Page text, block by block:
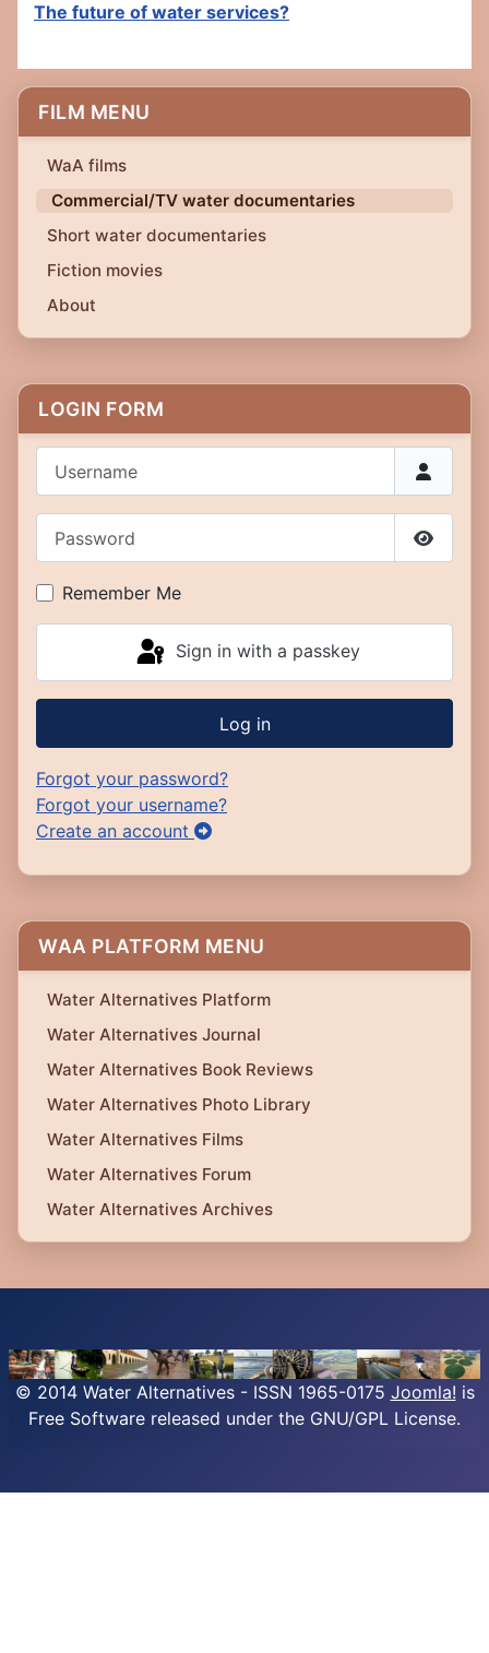
FILM MENU
WaA films
Commercial/TV water documentaries
Short water documentaries
Fiction movies
About
LOGIN FORM
Show
Remember Me
Sign in with a passkey
Log in
Forgot your password?
Forgot your username?
Create an account
WAA PLATFORM MENU
Water Alternatives Platform
Water Alternatives Journal
Water Alternatives Book Reviews
Water Alternatives Photo Library
Water Alternatives Films
Water Alternatives Forum
Water Alternatives Archives
The future of water services?
© 2014 Water Alternatives - ISSN 1965-0175 Joomla! is
Free Software released under the GNU/GPL License.